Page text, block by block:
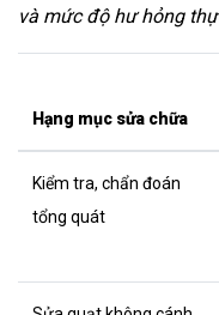
và mức độ hư hỏng
Hạng mục sửa chữa
Kiểm tra, chẩn đoán
tổng quát